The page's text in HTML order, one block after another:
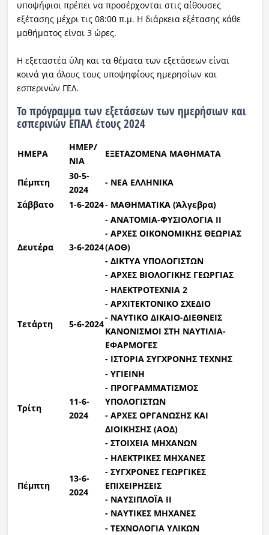
υποψήφιοι πρέπει να προσέρχονται στις αίθουσες
εξέτασης μέχρι τις 08:00 π.μ. Η διάρκεια εξέτασης κάθε
μαθήματος είναι 3 ώρες.
Η εξεταστέα ύλη και τα θέματα των εξετάσεων είναι
κοινά για όλους τους υποψηφίους ημερησίων και
εσπερινών ΓΕΛ.
Το πρόγραμμα των εξετάσεων των ημερήσιων και
εσπερινών ΕΠΑΛ έτους 2024
ΗΜΕΡΑ
ΗΜΕΡ/
ΝΙΑ
ΕΞΕΤΑΖΟΜΕΝΑ ΜΑΘΗΜΑΤΑ
Πέμπτη
30-5-
2024
- ΝΕΑ ΕΛΛΗΝΙΚΑ
Σάββατο
1-6-2024- ΜΑΘΗΜΑΤΙΚΑ (Άλγεβρα)
Δευτέρα 3-6-2024
- ΑΝΑΤΟΜΙΑ-ΦΥΣΙΟΛΟΓΙΑ II
- ΑΡΧΕΣ ΟΙΚΟΝΟΜΙΚΗΣ ΘΕΩΡΙΑΣ
(ΑΟΘ)
- ΔΙΚΤΥΑ ΥΠΟΛΟΓΙΣΤΩΝ
- ΑΡΧΕΣ ΒΙΟΛΟΓΙΚΗΣ ΓΕΩΡΓΙΑΣ
Τετάρτη 5-6-2024
- ΗΛΕΚΤΡΟΤΕΧΝΙΑ 2
- ΑΡΧΙΤΕΚΤΟΝΙΚΟ ΣΧΕΔΙΟ
- ΝΑΥΤΙΚΟ ΔΙΚΑΙΟ-ΔΙΕΘΝΕΙΣ
ΚΑΝΟΝΙΣΜΟΙ ΣΤΗ ΝΑΥΤΙΛΙΑ-
ΕΦΑΡΜΟΓΕΣ
- ΙΣΤΟΡΙΑ ΣΥΓΧΡΟΝΗΣ ΤΕΧΝΗΣ
Τρίτη
11-6-
2024
- ΥΓΙΕΙΝΗ
- ΠΡΟΓΡΑΜΜΑΤΙΣΜΟΣ
ΥΠΟΛΟΓΙΣΤΩΝ
- ΑΡΧΕΣ ΟΡΓΑΝΩΣΗΣ ΚΑΙ
ΔΙΟΙΚΗΣΗΣ (ΑΟΔ)
- ΣΤΟΙΧΕΙΑ ΜΗΧΑΝΩΝ
Πέμπτη
13-6-
2024
- ΗΛΕΚΤΡΙΚΕΣ ΜΗΧΑΝΕΣ
- ΣΥΓΧΡΟΝΕΣ ΓΕΩΡΓΙΚΕΣ
ΕΠΙΧΕΙΡΗΣΕΙΣ
- ΝΑΥΣΙΠΛΟΪΑ ΙΙ
- ΝΑΥΤΙΚΕΣ ΜΗΧΑΝΕΣ
- ΤΕΧΝΟΛΟΓΙΑ ΥΛΙΚΩΝ